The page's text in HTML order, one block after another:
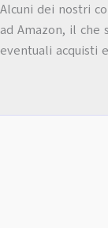
Alcuni dei nostri
ad Amazon, il che
eventuali acquisti